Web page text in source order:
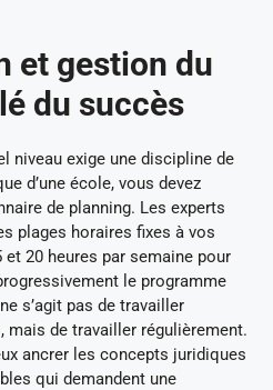
et gestion du
du succès
niveau exige une discipline de
d’une école, vous devez
de planning. Les experts
plages horaires fixes à vos
20 heures par semaine pour
le programme
s’agit pas de travailler
mais de travailler régulièrement.
ancrer les concepts juridiques
qui demandent une